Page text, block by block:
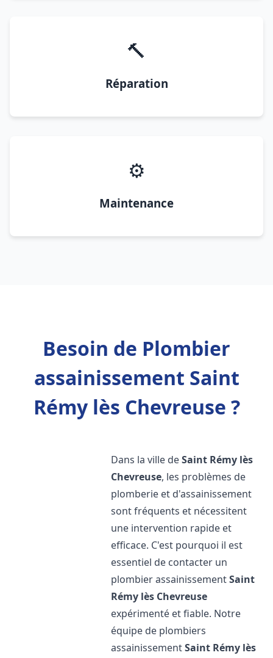
🔨
Réparation
⚙️
Maintenance
Besoin de Plombier
assainissement Saint
Rémy lès Chevreuse ?
Dans la ville deSaint Rémy lès
Chevreuse, les problèmes de
plomberie et d'assainissement
sont fréquents et nécessitent
une intervention rapide et
efficace. C'est pourquoi il est
essentiel de contacter un
plombier assainissementSaint
Rémy lès Chevreuse
expérimenté et fiable. Notre
équipe de plombiers
assainissementSaint Rémy lès